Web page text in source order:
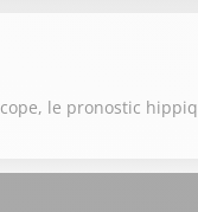
le pronostic